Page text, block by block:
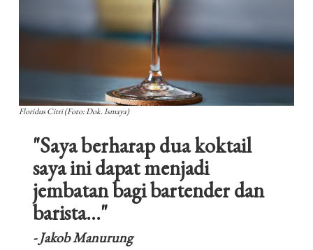
Floridus Citri (Foto: Dok. Ismaya)
"Saya berharap dua koktail
saya ini dapat menjadi
jembatan bagi bartender dan
barista..."
- Jakob Manurung